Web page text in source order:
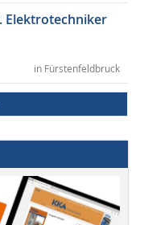
Elektrotechniker
in Fürstenfeldbruck